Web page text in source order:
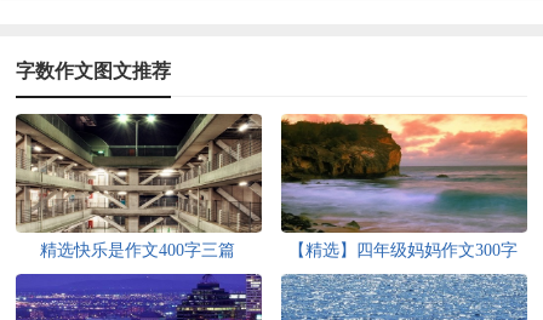
字数作文图文推荐
精选快乐是作文400字三篇
【精选】四年级妈妈作文300字
集锦七篇